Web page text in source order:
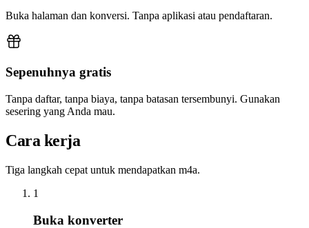
Buka halaman dan konversi. Tanpa aplikasi atau pendaftaran.
Sepenuhnya gratis
Tanpa daftar, tanpa biaya, tanpa batasan tersembunyi. Gunakan
sesering yang Anda mau.
Cara kerja
Tiga langkah cepat untuk mendapatkan m4a.
1
Buka konverter